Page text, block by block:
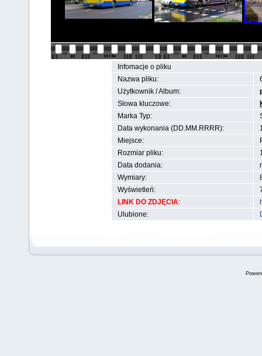
Infomacje o pliku
Nazwa pliku:
Użytkownik / Album:
Słowa kluczowe:
Marka Typ:
Data wykonania (DD.MM.RRRR):
Miejsce:
Rozmiar pliku:
Data dodania:
Wymiary:
Wyświetleń:
LINK DO ZDJĘCIA:
Ulubione: